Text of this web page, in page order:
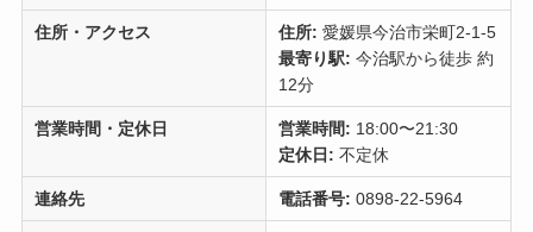
住所・アクセス 住所: 愛媛県今治市栄町2-1-5
最寄り駅: 今治駅から徒歩 約
12分
営業時間・定休日 営業時間: 18:00〜21:30
定休日: 不定休
連絡先 電話番号: 0898-22-5964